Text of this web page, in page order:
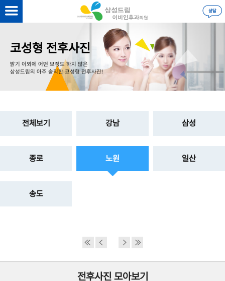
코성형 전후사진
밝기 이외에 어떤 보정도 하지 않은
삼성드림의 아주 솔직한 코성형 전후사진!
을 하시면더 자세한 정보
전체보기 강남 삼성
종로 노원 일산
송도
전후사진 모아보기